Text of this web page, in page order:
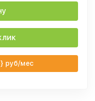
руб/мес